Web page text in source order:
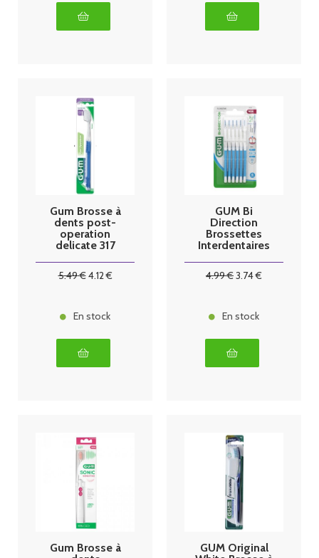
Gum Brosse à
dents post-
operation
delicate 317
5.49€4.12€
En stock
GUM Bi
Direction
Brossettes
Interdentaires
4.99€3.74€
En stock
Gum Brosse à
GUM Original